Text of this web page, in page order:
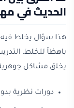
الحديث في
هذا سؤال يخلط فيه
باهظاً للخلط.
يخلق مشاكل
دورات نظرية